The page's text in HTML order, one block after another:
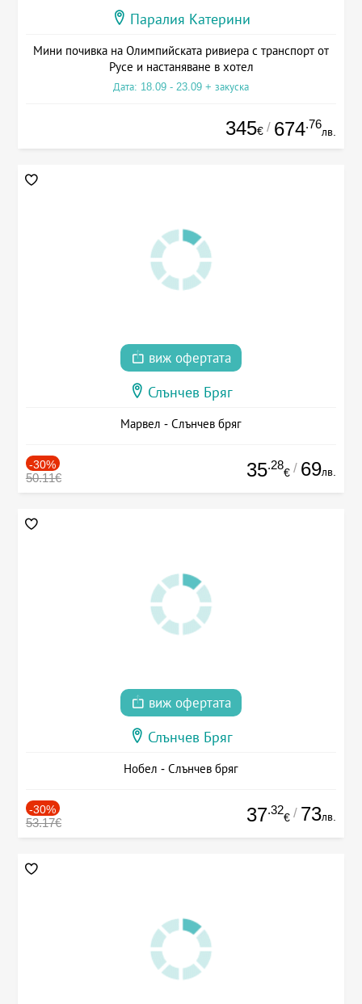
Паралия Катерини
Мини почивка на Олимпийската ривиера с транспорт от
Русе и настаняване в хотел
Дата: 18.09 - 23.09 + закуска
345€ / 674.76
лв.
виж офертата
Слънчев Бряг
Марвел - Слънчев бряг
-30%
50.11€ 35.28
€ / 69лв.
виж офертата
Слънчев Бряг
Нобел - Слънчев бряг
-30%
53.17€ 37.32
€ / 73лв.